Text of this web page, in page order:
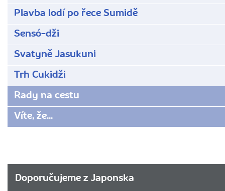
Plavba lodí po řece Sumidě
Sensó-dži
Svatyně Jasukuni
Trh Cukidži
Rady na cestu
Víte, že...
Doporučujeme z Japonska